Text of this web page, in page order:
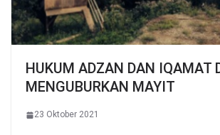
HUKUM ADZAN DAN IQAMAT
MENGUBURKAN MAYIT
23 Oktober 2021